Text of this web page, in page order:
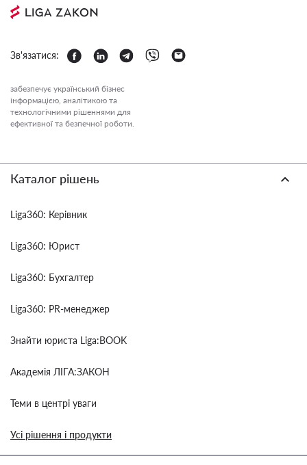
Зв'язатися:
забезпечує український бізнес
інформацією, аналітикою та
технологічними рішеннями для
ефективної та безпечної роботи.
Каталог рішень
Liga360: Керівник
Liga360: Юрист
Liga360: Бухгалтер
Liga360: PR-менеджер
Знайти юриста Liga:BOOK
Академія ЛІГА:ЗАКОН
Теми в центрі уваги
Усі рішення і продукти